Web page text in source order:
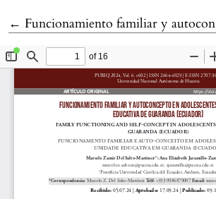
← Volver a los detalles del artículo
Funcionamiento familiar y autoconcepto en adolescentes de una unidad educativa de Guaranda (Ecuador)